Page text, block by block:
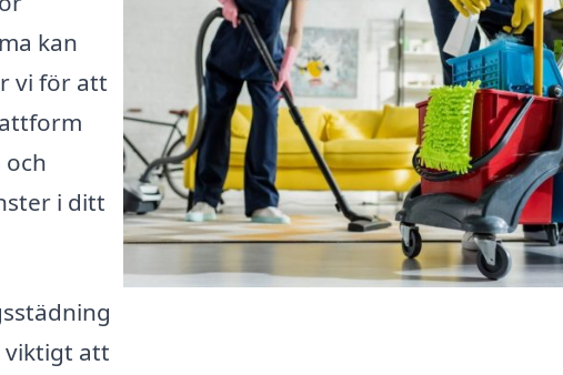
kan
vi för att
i ditt
viktigt att